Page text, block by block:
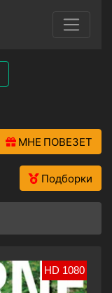
МНЕ ПОВЕЗЕТ
Подборки
HD 1080